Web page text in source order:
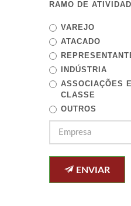
RAMO DE
VAREJO
ATACADO
INDÚSTRIA
ASSOCIAÇÕES
CLASSE
OUTROS
ENVIAR